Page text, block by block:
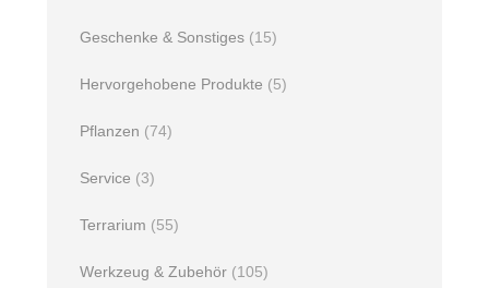
Geschenke & Sonstiges (15)
Hervorgehobene Produkte (5)
Pflanzen (74)
Service (3)
Terrarium (55)
Werkzeug & Zubehör (105)